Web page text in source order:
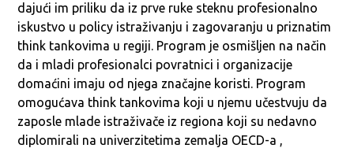
dajući im priliku da iz prve ruke steknu profesionalno
iskustvo u policy istraživanju i zagovaranju u priznatim
think tankovima u regiji. Program je osmišljen na način
da i mladi profesionalci povratnici i organizacije
domaćini imaju od njega značajne koristi. Program
omogućava think tankovima koji u njemu učestvuju da
zaposle mlade istraživače iz regiona koji su nedavno
diplomirali na univerzitetima zemalja OECD-a ,